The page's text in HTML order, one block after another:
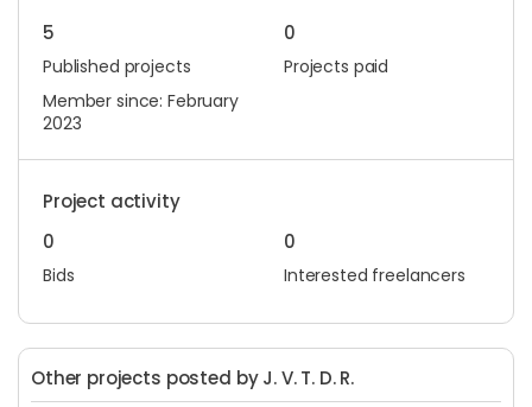
5
Published projects
0
Projects paid
Member since: February
2023
Project activity
0
Bids
0
Interested freelancers
Other projects posted by J. V. T. D. R.